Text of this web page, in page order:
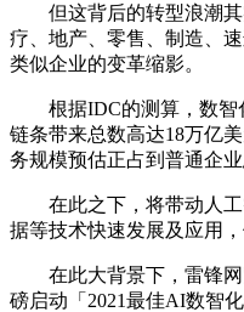
但这背后的转型浪潮其
疗、地产、零售、制造、
类似企业的变革缩影。
根据IDC的测算，数智
链条带来总数高达18万亿
务规模预估正占到普通企
在此之下，将带动人工
据等技术快速发展及应用
在此大背景下，雷锋网
磅启动「2021最佳AI数智